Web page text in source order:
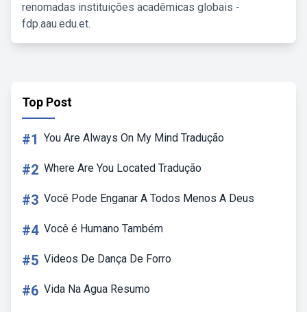
renomadas instituições acadêmicas globais -
fdp.aau.edu.et.
Top Post
#1 You Are Always On My Mind Tradução
#2 Where Are You Located Tradução
#3 Você Pode Enganar A Todos Menos A Deus
#4 Você é Humano Também
#5 Videos De Dança De Forro
#6 Vida Na Agua Resumo